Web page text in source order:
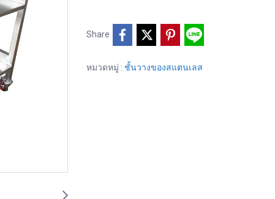
Share
หมวดหมู่ : ชั้นวางของสแตนเลส